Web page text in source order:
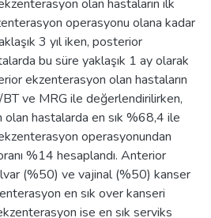
olan hastaların ilk
operasyonu olana kadar
3 yıl iken, posterior
bu süre yaklaşık 1 ay olarak
ekzenterasyon olan hastaların
ve MRG ile değerlendirilirken,
hastalarda en sık %68,4 ile
operasyonundan
%14 hesaplandı. Anterior
(%50) ve vajinal (%50) kanser
en sık over kanseri
ise en sık serviks